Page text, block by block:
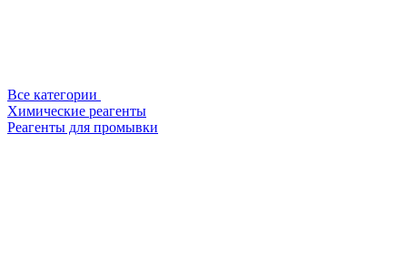
Все категории
Химические реагенты
Реагенты для промывки